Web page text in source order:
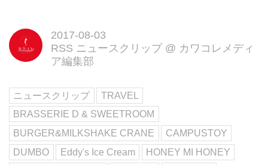
CRANE
PDT
秋葉原にあるハンバーガーショッ
プ
「BURGER&MILKSHAKECRAN
E (バーガー&ミルクシェイククレ
ィン)」。
2017-08-03
RSS ニュースクリップ @ カワコレメディ
ア編集部
ニュースクリップ
TRAVEL
BRASSERIE D & SWEETROOM
BURGER&MILKSHAKE CRANE
CAMPUSTOY
DUMBO
Eddy's Ice Cream
HONEY MI HONEY